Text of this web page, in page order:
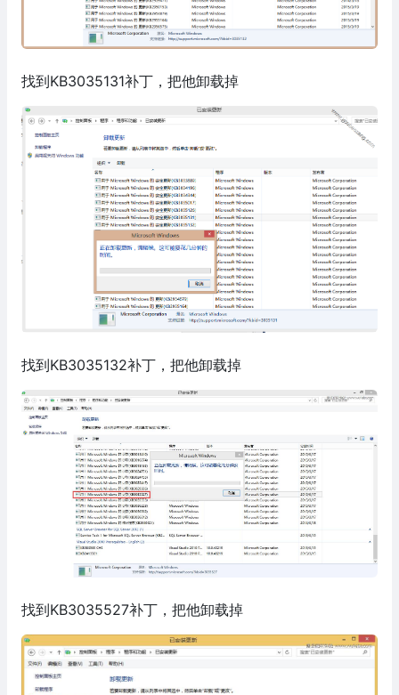
找到KB3035131补丁，把他卸载掉
找到KB3035132补丁，把他卸载掉
找到KB3035527补丁，把他卸载掉